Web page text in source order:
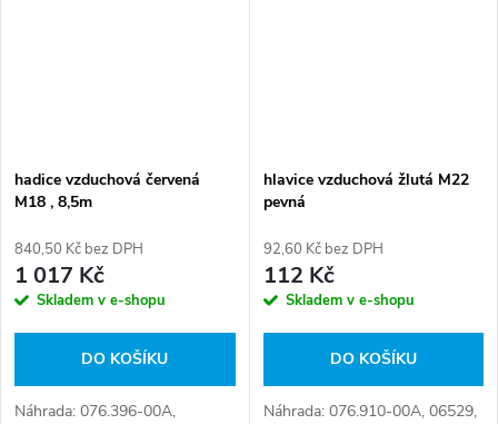
hadice vzduchová červená
M18 , 8,5m
840,50 Kč bez DPH
1 017 Kč
Skladem v e-shopu
DO KOŠÍKU
Náhrada: 076.396-00A,
hlavice vzduchová žlutá M22
pevná
92,60 Kč bez DPH
112 Kč
Skladem v e-shopu
DO KOŠÍKU
Náhrada: 076.910-00A, 06529,